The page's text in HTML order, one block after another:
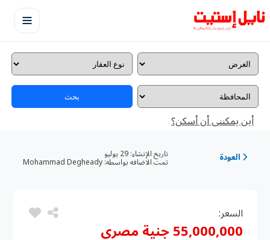
بحث
أين يمكننى أن أسكن؟
العودة تاريخ الإنشاء:
تمت الاضافه بواسطه: Mohammad Degheady
السعر:
55,000,000 جنية مصرى